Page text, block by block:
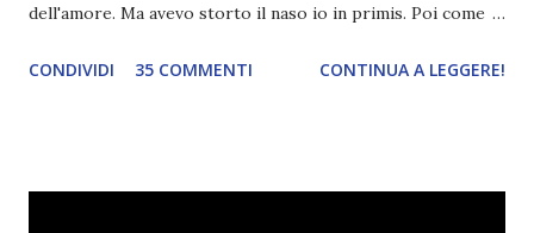
dell'amore. Ma avevo storto il naso io in primis. Poi come
più difficili e fare decidere a voi lettori tra storie d'amore
CONDIVIDI 35 COMMENTI CONTINUA A LEGGERE!